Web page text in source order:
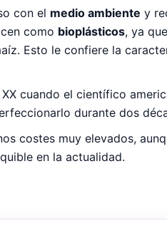
con el medio ambiente y
como bioplásticos, ya
Esto le confiere la
cuando el científico
durante dos
costes muy elevados,
en la actualidad.